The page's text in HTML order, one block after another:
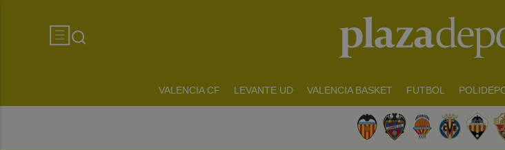
VALENCIA CF LEVANTE UD VALENCIA BASKET FUTBOL